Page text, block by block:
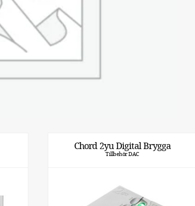
Chord 2yu Digital Brygga
Tillbehör DAC